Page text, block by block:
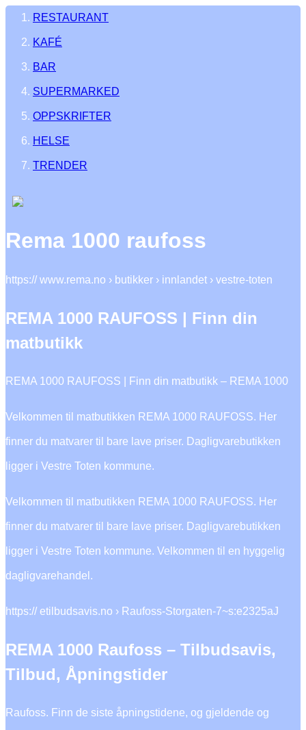
RESTAURANT
KAFÉ
BAR
SUPERMARKED
OPPSKRIFTER
HELSE
TRENDER
Rema 1000 raufoss
https:// www.rema.no › butikker › innlandet › vestre-toten
REMA 1000 RAUFOSS | Finn din
matbutikk
REMA 1000 RAUFOSS | Finn din matbutikk – REMA 1000
Velkommen til matbutikken REMA 1000 RAUFOSS. Her
finner du matvarer til bare lave priser. Dagligvarebutikken
ligger i Vestre Toten kommune.
Velkommen til matbutikken REMA 1000 RAUFOSS. Her
finner du matvarer til bare lave priser. Dagligvarebutikken
ligger i Vestre Toten kommune. Velkommen til en hyggelig
dagligvarehandel.
https:// etilbudsavis.no › Raufoss-Storgaten-7~s:e2325aJ
REMA 1000 Raufoss – Tilbudsavis,
Tilbud, Åpningstider
Raufoss. Finn de siste åpningstidene, og gjeldende og